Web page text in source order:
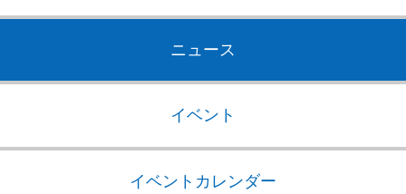
ニュース
イベント
イベントカレンダー